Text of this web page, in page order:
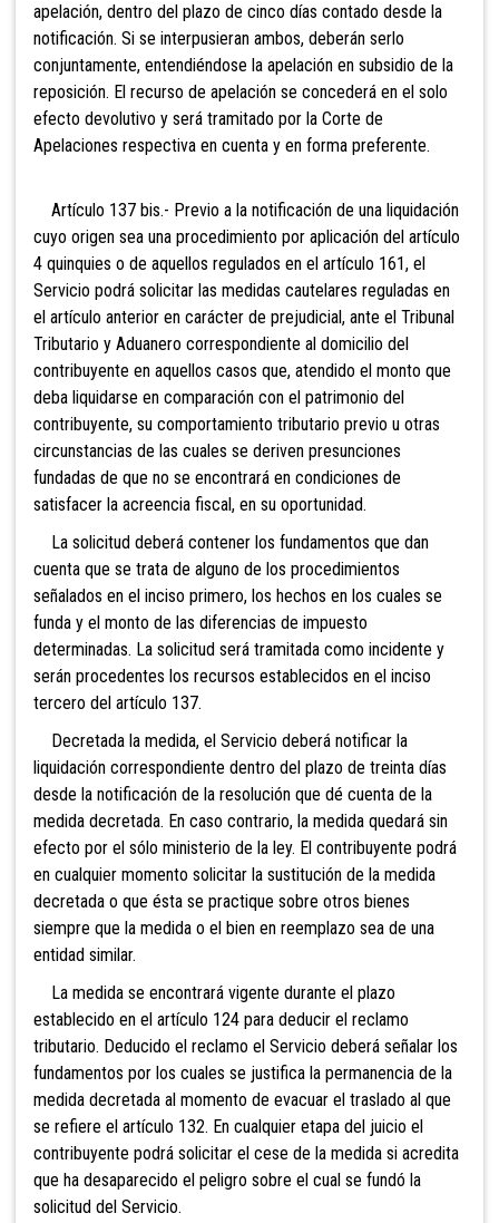
apelación, dentro del plazo de cinco días contado desde la
notificación. Si se interpusieran ambos, deberán serlo
conjuntamente, entendiéndose la apelación en subsidio de la
reposición. El recurso de apelación se concederá en el solo
efecto devolutivo y será tramitado por la Corte de
Apelaciones respectiva en cuenta y en forma preferente.
Artículo 137 bis.- Previo a la notificación de una liquidación
cuyo origen sea una procedimiento por aplicación del artículo
4 quinquies o de aquellos regulados en el artículo 161, el
Servicio podrá solicitar las medidas cautelares reguladas en
el artículo anterior en carácter de prejudicial, ante el Tribunal
Tributario y Aduanero correspondiente al domicilio del
contribuyente en aquellos casos que, atendido el monto que
deba liquidarse en comparación con el patrimonio del
contribuyente, su comportamiento tributario previo u otras
circunstancias de las cuales se deriven presunciones
fundadas de que no se encontrará en condiciones de
satisfacer la acreencia fiscal, en su oportunidad.
La solicitud deberá contener los fundamentos que dan
cuenta que se trata de alguno de los procedimientos
señalados en el inciso primero, los hechos en los cuales se
funda y el monto de las diferencias de impuesto
determinadas. La solicitud será tramitada como incidente y
serán procedentes los recursos establecidos en el inciso
tercero del artículo 137.
Decretada la medida, el Servicio deberá notificar la
liquidación correspondiente dentro del plazo de treinta días
desde la notificación de la resolución que dé cuenta de la
medida decretada. En caso contrario, la medida quedará sin
efecto por el sólo ministerio de la ley. El contribuyente podrá
en cualquier momento solicitar la sustitución de la medida
decretada o que ésta se practique sobre otros bienes
siempre que la medida o el bien en reemplazo sea de una
entidad similar.
La medida se encontrará vigente durante el plazo
establecido en el artículo 124 para deducir el reclamo
tributario. Deducido el reclamo el Servicio deberá señalar los
fundamentos por los cuales se justifica la permanencia de la
medida decretada al momento de evacuar el traslado al que
se refiere el artículo 132. En cualquier etapa del juicio el
contribuyente podrá solicitar el cese de la medida si acredita
que ha desaparecido el peligro sobre el cual se fundó la
solicitud del Servicio.